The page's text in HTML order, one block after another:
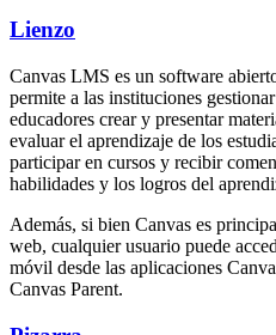
Lienzo
Canvas LMS es un software
permite a las instituciones
educadores crear y presentar
evaluar el aprendizaje de los
participar en cursos y recibir
habilidades y los logros del
Además, si bien Canvas es
web, cualquier usuario puede
móvil desde las aplicaciones
Canvas Parent.